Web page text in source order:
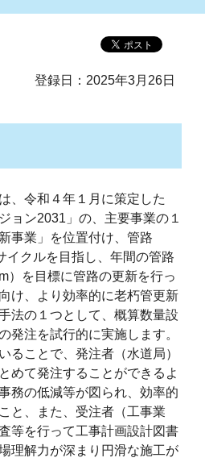
登録日：2025年3月26日
、令和４年１月に策定した
ョン2031」の、主要事業の１
事業」を位置付け、管路
イクルを目指し、年間の管路
）を目標に管路の更新を行っ
け、より効率的に老朽管更新
法の１つとして、概算数量設
発注を試行的に実施します。
ることで、発注者（水道局）
めて発注することができるよ
務の低減等が図られ、効率的
と、また、受注者（工事業
等を行って工事計画設計図書
理解力が深まり円滑な施工が